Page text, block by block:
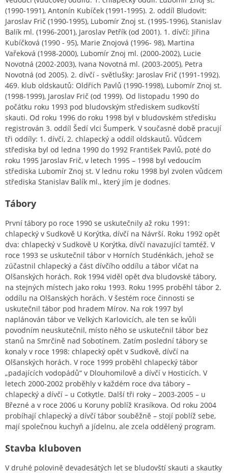
(1990-1991), Antonín Kubíček (1991-1995). 2. oddíl Bludovit:
Jaroslav Frič (1990-1995), Lubomír Znoj st. (1995-1996), Stanislav
Balík ml. (1996-2001), Jaroslav Petřík (od 2001). 1. dívčí: Jiřina
Kubíčková (1990 - 95), Marie Znojová (1996- 98), Martina
Vařeková (1998-2000), Lubomír Znoj ml. (2000-2002), Lucie
Novotná (2002-2003), Ivana Novotná ml. (2003-2005), Petra
Novotná (od 2005). 2. dívčí - světlušky: Jaroslav Frič (1991-1992).
469. klub oldskautů: Oldřich Pavlů (1990-1998), Lubomír Znoj st.
(1998-1999), Jaroslav Frič (od 1999). Od listopadu 1990 do
počátku roku 1993 pod bludovským střediskem sudkovští
skauti. Od roku 1996 do roku 1998 byl v bludovském středisku
registrován 3. oddíl Šedí vlci Šumperk. V současné době pracují
tři oddíly: 1. dívčí, 2. chlapecký a oddíl oldskautů. Vůdcem
střediska byl od ledna 1990 do 1992 František Pavlů, poté do
roku 1995 Jaroslav Frič, v letech 1995 – 1998 byl vedoucím
střediska Lubomír Znoj st. V lednu roku 1998 byl zvolen vůdcem
střediska Stanislav Balík ml., který jím je dodnes.
Tábory
První tábory po roce 1990 se uskutečnily až roku 1991:
chlapecký v Sudkově U Korýtka, dívčí na Návrší. Roku 1992 opět
dva: chlapecký v Sudkově U Korýtka, dívčí navazující tamtéž. V
roce 1993 se uskutečnil tábor v Horních Studénkách, jehož se
zúčastnil chlapecký a část dívčího oddílu a tábor vlčat na
Olšanských horách. Rok 1994 viděl opět dva bludovské tábory,
na stejných místech jako roku 1993. Roku 1995 proběhl tábor 2.
oddílu na Olšanských horách. V šestém roce činnosti se
uskutečnil tábor pod hradem Mírov. Na rok 1997 byl
naplánován tábor ve Velkých Karlovicích, ale ten se kvůli
povodním neuskutečnil, místo něho se uskutečnil tábor bez
stanů na Smrčině nad Sobotínem. Zatím poslední tábory se
konaly v roce 1998: chlapecký opět v Sudkově, dívčí na
Olšanských horách. V roce 1999 proběhl chlapecký tábor
„padajících vodopádů“ v Dlouhomilově a dívčí v Hosticích. V
letech 2000-2002 proběhly v každém roce dva tábory –
chlapecký a dívčí – u Cotkytle. Další tři roky – 2003-2005 – u
Březné a v roce 2006 u Koruny poblíž Krasíkova. Od roku 2004
probíhají chlapecký a dívčí tábor souběžně – stojí poblíž sebe,
mají společnou kuchyň a jídelnu, ale zcela oddělený program.
Stavba kluboven
V druhé polovině devadesátých let se bludovští skauti a skautky